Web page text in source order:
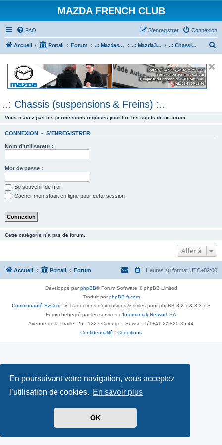
En poursuivant votre navigation, vous acceptez
l’utilisation de cookies. En savoir plus
OK
MAZDA FRENCH CLUB
FAQ Connexion
S’enregistrer
Accueil Portail Forum ..: Mazdaspeed & MPS :.. ..: Mazda3 MPS & Mazdaspeed 3 :.. ..: Chassis (suspensions & Freins) :..
e
..: Chassis (suspensions & Freins) :..
Vous n’avez pas les permissions requises pour lire les sujets de ce forum.
CONNEXION • S’ENREGISTRER
Nom d’utilisateur :
Mot de passe :
Se souvenir de moi
Cacher mon statut en ligne pour cette session
Cette catégorie n’a pas de forum.
Aller à
Accueil Portail Forum Heures au format UTC+02:00
Développé parphpBB® Forum Software © phpBB Limited
Traduit parphpBB-fr.com
Communauté EzCom : « Traductions d'extensions & styles pour phpBB 3.2.x & 3.3.x »
Forum hébergé par les services d’ Infomaniak Network SA
Avenue de la Praille, 26 - 1227 Carouge - Suisse - tél +41 22 820 35 44
Confidentialité
Conditions